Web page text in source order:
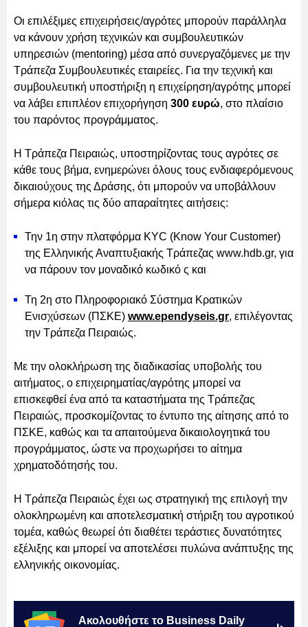
Οι επιλέξιμες επιχειρήσεις/αγρότες μπορούν παράλληλα
να κάνουν χρήση τεχνικών και συμβουλευτικών
υπηρεσιών (mentoring) μέσα από συνεργαζόμενες με την
Τράπεζα Συμβουλευτικές εταιρείες. Για την τεχνική και
συμβουλευτική υποστήριξη η επιχείρηση/αγρότης μπορεί
να λάβει επιπλέον επιχορήγηση 300 ευρώ, στο πλαίσιο
του παρόντος προγράμματος.
Η Τράπεζα Πειραιώς, υποστηρίζοντας τους αγρότες σε
κάθε τους βήμα, ενημερώνει όλους τους ενδιαφερόμενους
δικαιούχους της Δράσης, ότι μπορούν να υποβάλλουν
σήμερα κιόλας τις δύο απαραίτητες αιτήσεις:
Την 1η στην πλατφόρμα KYC (Know Your Customer)
της Ελληνικής Αναπτυξιακής Τράπεζας www.hdb.gr, για
να πάρουν τον μοναδικό κωδικό ς και
Τη 2η στο Πληροφοριακό Σύστημα Κρατικών
Ενισχύσεων (ΠΣΚΕ) www.ependyseis.gr, επιλέγοντας
την Τράπεζα Πειραιώς.
Με την ολοκλήρωση της διαδικασίας υποβολής του
αιτήματος, ο επιχειρηματίας/αγρότης μπορεί να
επισκεφθεί ένα από τα καταστήματα της Τράπεζας
Πειραιώς, προσκομίζοντας το έντυπο της αίτησης από το
ΠΣΚΕ, καθώς και τα απαιτούμενα δικαιολογητικά του
προγράμματος, ώστε να προχωρήσει το αίτημα
χρηματοδότησής του.
Η Τράπεζα Πειραιώς έχει ως στρατηγική της επιλογή την
ολοκληρωμένη και αποτελεσματική στήριξη του αγροτικού
τομέα, καθώς θεωρεί ότι διαθέτει τεράστιες δυνατότητες
εξέλιξης και μπορεί να αποτελέσει πυλώνα ανάπτυξης της
ελληνικής οικονομίας.
Ακολουθήστε το Business Daily